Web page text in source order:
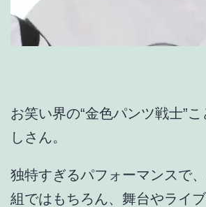
お笑い界の“金色パンツ戦士”こ
しさん。
独特すぎるパフォーマンスで
組ではもちろん、舞台やライ